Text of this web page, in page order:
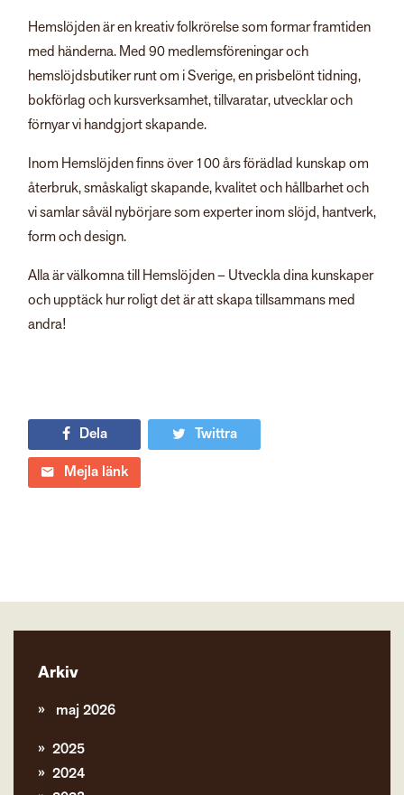
Hemslöjden är en kreativ folkrörelse som formar framtiden
med händerna. Med 90 medlemsföreningar och
hemslöjdsbutiker runt om i Sverige, en prisbelönt tidning,
bokförlag och kursverksamhet, tillvaratar, utvecklar och
förnyar vi handgjort skapande.
Inom Hemslöjden finns över 100 års förädlad kunskap om
återbruk, småskaligt skapande, kvalitet och hållbarhet och
vi samlar såväl nybörjare som experter inom slöjd, hantverk,
form och design.
Alla är välkomna till Hemslöjden – Utveckla dina kunskaper
och upptäck hur roligt det är att skapa tillsammans med
andra!
Dela
Twittra
Mejla länk
Arkiv
maj 2026
2025
2024